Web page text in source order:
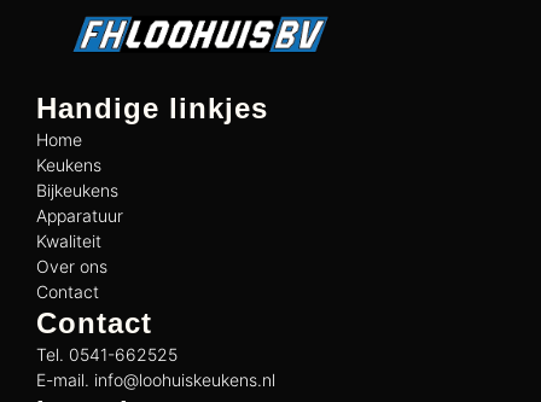
Handige linkjes
Home
Keukens
Bijkeukens
Apparatuur
Kwaliteit
Over ons
Contact
Contact
Tel. 0541-662525
E-mail. info@loohuiskeukens.nl